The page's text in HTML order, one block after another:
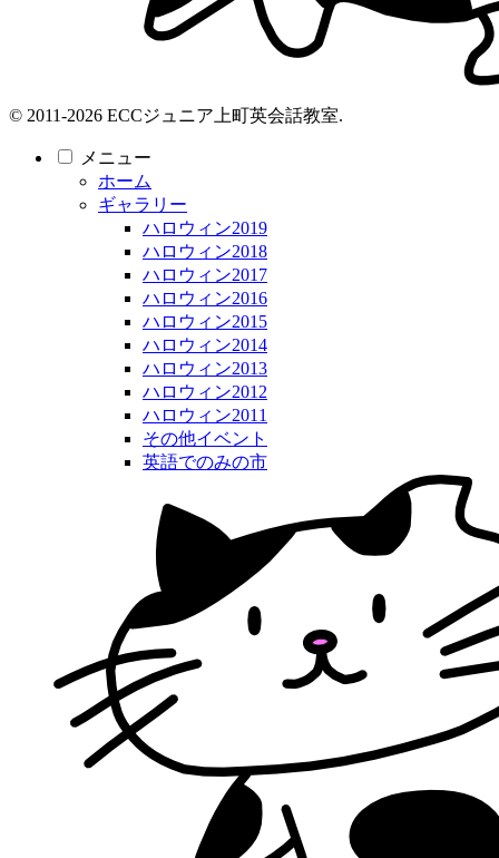
© 2011-2026 ECCジュニア上町英会話教室.
メニュー
ホーム
ギャラリー
ハロウィン2019
ハロウィン2018
ハロウィン2017
ハロウィン2016
ハロウィン2015
ハロウィン2014
ハロウィン2013
ハロウィン2012
ハロウィン2011
その他イベント
英語でのみの市